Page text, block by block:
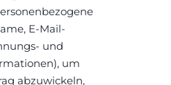
E-Mail-
und
um
abzuwickeln,